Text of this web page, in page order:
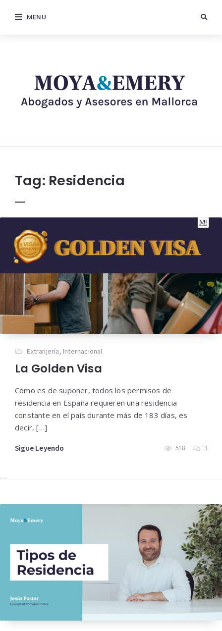
MENU
Tag: Residencia
Extranjería, Internacional
La Golden Visa
Como es de suponer, todos los permisos de
residencia en España requieren una residencia
constante en el país durante más de 183 días, es
decir, […]
Sigue Leyendo 518 3